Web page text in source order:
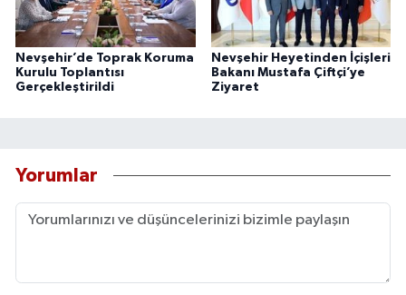
Nevşehir’de Toprak Koruma
Kurulu Toplantısı
Gerçekleştirildi
Nevşehir Heyetinden İçişleri
Bakanı Mustafa Çiftçi’ye
Ziyaret
Yorumlar